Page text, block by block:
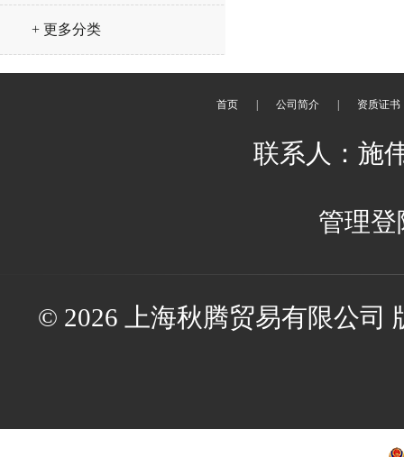
+ 更多分类
首页 公司简介 资质证书
联系人：施
管理登
© 2026 上海秋腾贸易有限公司